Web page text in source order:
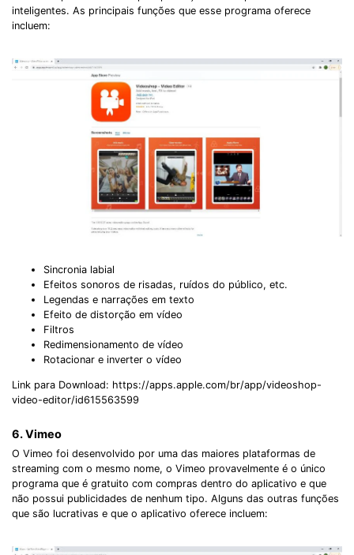
inteligentes. As principais funções que esse programa oferece
incluem:
Sincronia labial
Efeitos sonoros de risadas, ruídos do público, etc.
Legendas e narrações em texto
Efeito de distorção em vídeo
Filtros
Redimensionamento de vídeo
Rotacionar e inverter o vídeo
Link para Download: https://apps.apple.com/br/app/videoshop-
video-editor/id615563599
6. Vimeo
O Vimeo foi desenvolvido por uma das maiores plataformas de
streaming com o mesmo nome, o Vimeo provavelmente é o único
programa que é gratuito com compras dentro do aplicativo e que
não possui publicidades de nenhum tipo. Alguns das outras funções
que são lucrativas e que o aplicativo oferece incluem: